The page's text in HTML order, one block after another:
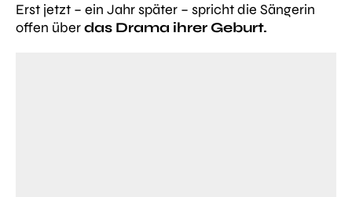
Erst jetzt – ein Jahr später – spricht die Sängerin
offen überdas Drama ihrer Geburt.